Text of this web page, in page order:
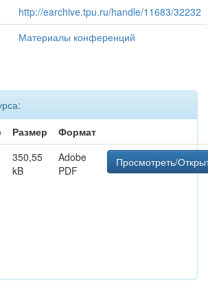
http://earchive.tpu.ru/handle/11683/32232
Материалы конференций
Размер
Формат
350,55
kB
Adobe
PDF
Просмотреть/